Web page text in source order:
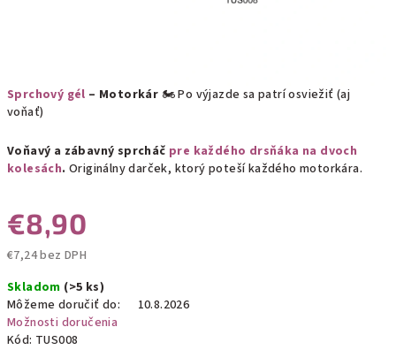
Sprchový gél – Motorkár 🏍️ Po výjazde sa patrí osviežiť (aj
voňať)
Voňavý a zábavný sprcháč pre každého drsňáka na dvoch
kolesách. Originálny darček, ktorý poteší každého motorkára.
€8,90
€7,24 bez DPH
cena:
Skladom (>5 ks)
Môžeme doručiť do:
10.8.2026
Možnosti doručenia
Kód: TUS008